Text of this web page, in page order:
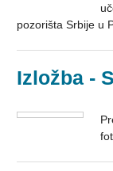
pozorišta Srbije u
Izložba -